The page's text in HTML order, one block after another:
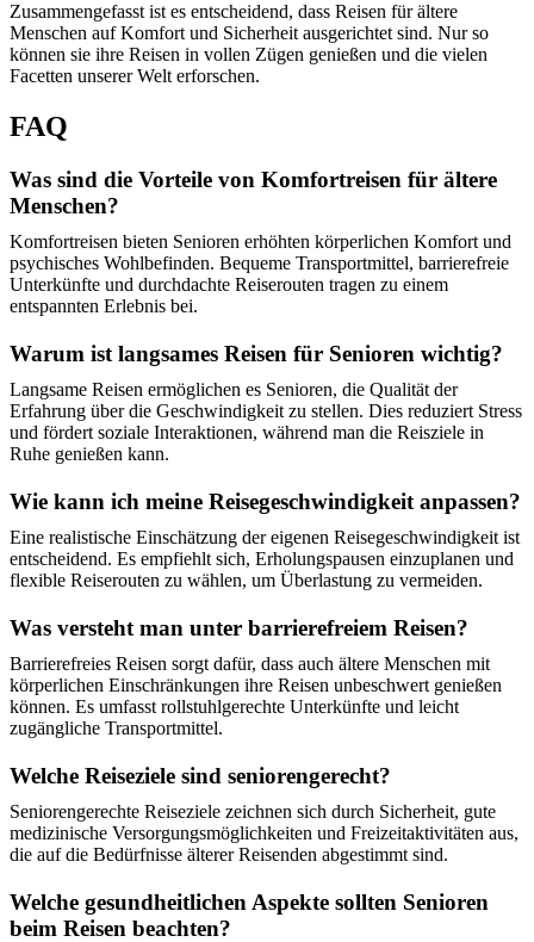
Zusammengefasst ist es entscheidend, dass Reisen für ältere
Menschen auf Komfort und Sicherheit ausgerichtet sind. Nur so
können sie ihre Reisen in vollen Zügen genießen und die vielen
Facetten unserer Welt erforschen.
FAQ
Was sind die Vorteile von Komfortreisen für ältere
Menschen?
Komfortreisen bieten Senioren erhöhten körperlichen Komfort und
psychisches Wohlbefinden. Bequeme Transportmittel, barrierefreie
Unterkünfte und durchdachte Reiserouten tragen zu einem
entspannten Erlebnis bei.
Warum ist langsames Reisen für Senioren wichtig?
Langsame Reisen ermöglichen es Senioren, die Qualität der
Erfahrung über die Geschwindigkeit zu stellen. Dies reduziert Stress
und fördert soziale Interaktionen, während man die Reisziele in
Ruhe genießen kann.
Wie kann ich meine Reisegeschwindigkeit anpassen?
Eine realistische Einschätzung der eigenen Reisegeschwindigkeit ist
entscheidend. Es empfiehlt sich, Erholungspausen einzuplanen und
flexible Reiserouten zu wählen, um Überlastung zu vermeiden.
Was versteht man unter barrierefreiem Reisen?
Barrierefreies Reisen sorgt dafür, dass auch ältere Menschen mit
körperlichen Einschränkungen ihre Reisen unbeschwert genießen
können. Es umfasst rollstuhlgerechte Unterkünfte und leicht
zugängliche Transportmittel.
Welche Reiseziele sind seniorengerecht?
Seniorengerechte Reiseziele zeichnen sich durch Sicherheit, gute
medizinische Versorgungsmöglichkeiten und Freizeitaktivitäten aus,
die auf die Bedürfnisse älterer Reisenden abgestimmt sind.
Welche gesundheitlichen Aspekte sollten Senioren
beim Reisen beachten?